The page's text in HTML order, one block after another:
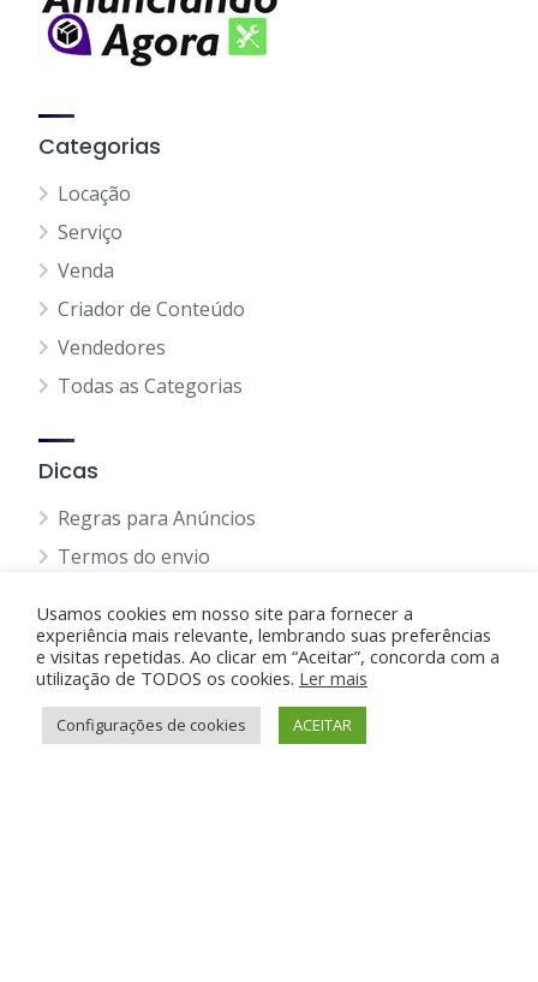
Categorias
Locação
Serviço
Venda
Criador de Conteúdo
Vendedores
Todas as Categorias
Dicas
Regras para Anúncios
Termos do envio
Política de Cookie
Blog
Usamos cookies em nosso site para fornecer a
experiência mais relevante, lembrando suas preferências
e visitas repetidas. Ao clicar em “Aceitar”, concorda com a
utilização de TODOS os cookies. Ler mais
Configurações de cookies ACEITAR